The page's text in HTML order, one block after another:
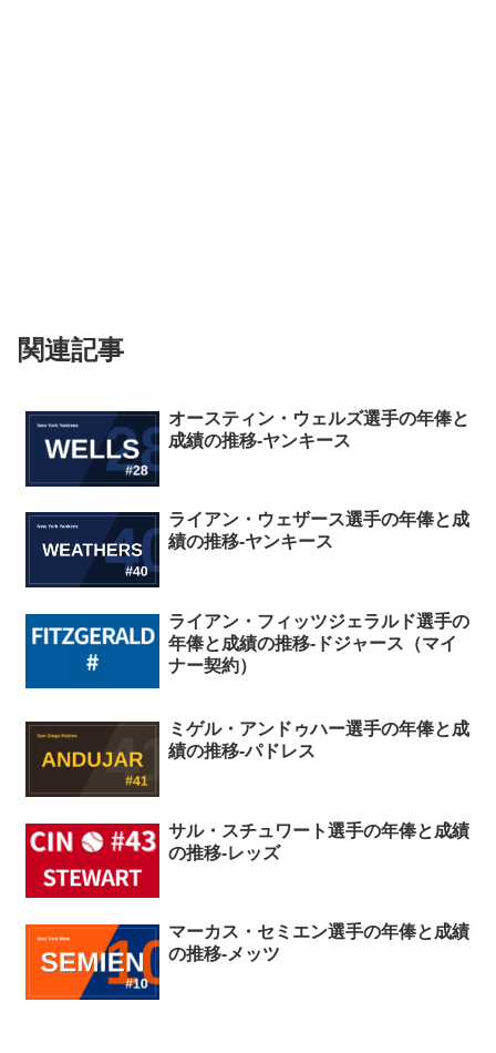
関連記事
オースティン・ウェルズ選手の年俸と
成績の推移-ヤンキース
ライアン・ウェザース選手の年俸と成
績の推移-ヤンキース
ライアン・フィッツジェラルド選手の
年俸と成績の推移-ドジャース（マイ
ナー契約）
ミゲル・アンドゥハー選手の年俸と成
績の推移-パドレス
サル・スチュワート選手の年俸と成績
の推移-レッズ
マーカス・セミエン選手の年俸と成績
の推移-メッツ